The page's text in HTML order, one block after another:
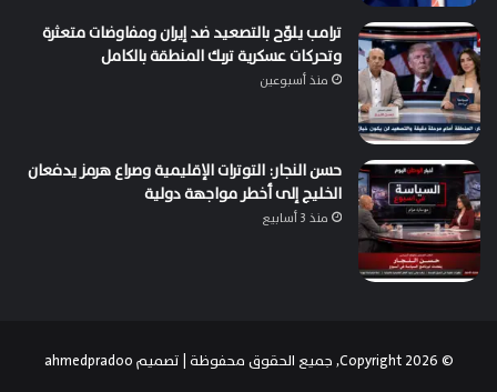
ترامب يلوّح بالتصعيد ضد إيران ومفاوضات متعثرة
وتحركات عسكرية تربك المنطقة بالكامل
منذ أسبوعين
حسن النجار: التوترات الإقليمية وصراع هرمز يدفعان
الخليج إلى أخطر مواجهة دولية
منذ 3 أسابيع
© Copyright 2026, جميع الحقوق محفوظة | تصميم ahmedpradoo